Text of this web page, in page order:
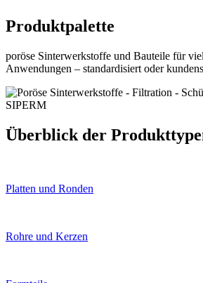
Produktpalette
poröse Sinterwerkstoffe und Bauteile für
Anwendungen – standardisiert oder
Überblick der
Platten und Ronden
Rohre und Kerzen